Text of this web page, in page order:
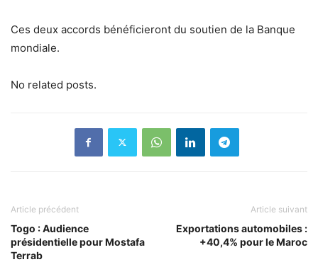
Ces deux accords bénéficieront du soutien de la Banque
mondiale.
No related posts.
Article précédent
Togo : Audience
présidentielle pour Mostafa
Terrab
Article suivant
Exportations automobiles :
+40,4% pour le Maroc